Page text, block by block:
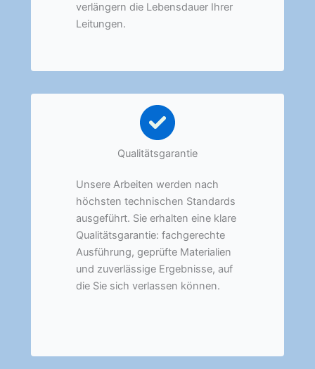
verlängern die Lebensdauer Ihrer
Leitungen.
Qualitätsgarantie
Unsere Arbeiten werden nach
höchsten technischen Standards
ausgeführt. Sie erhalten eine klare
Qualitätsgarantie: fachgerechte
Ausführung, geprüfte Materialien
und zuverlässige Ergebnisse, auf
die Sie sich verlassen können.